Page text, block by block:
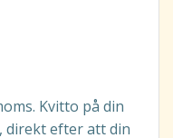
Kvitto på din
direkt efter att din